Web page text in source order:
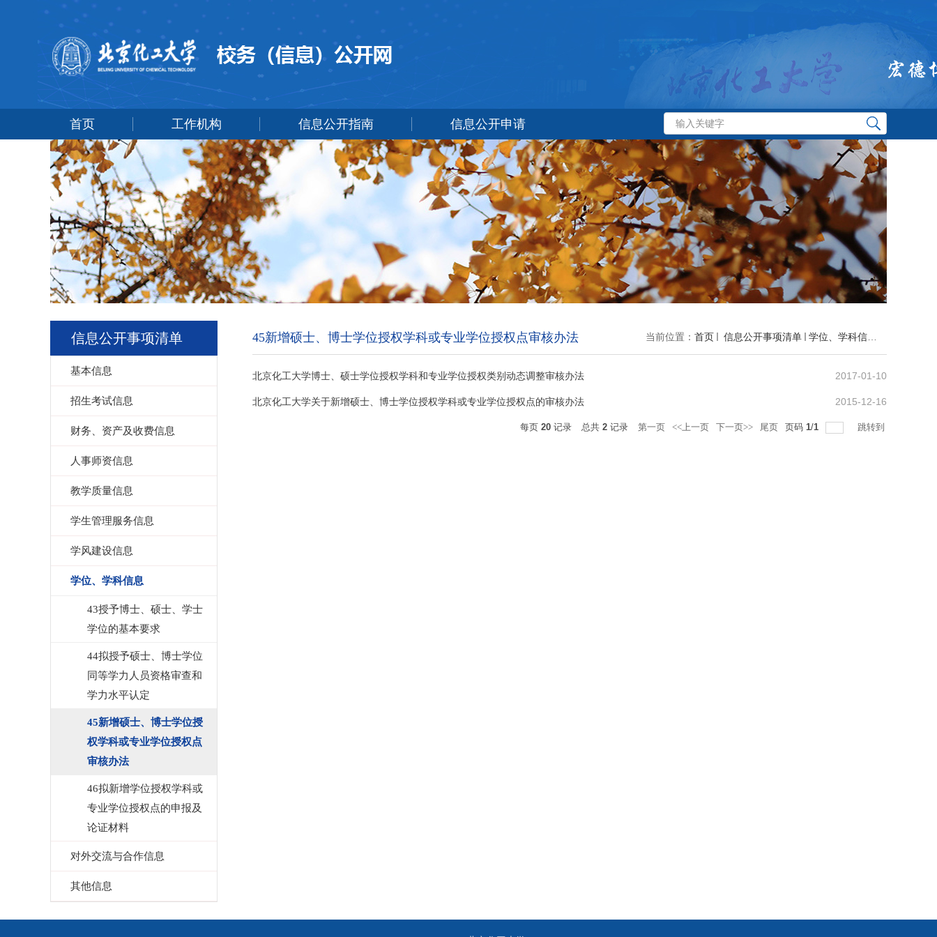
首页 工作机构 信息公开指南 信息公开申请
信息公开事项清单
基本信息
招生考试信息
财务、资产及收费信息
人事师资信息
教学质量信息
学生管理服务信息
学风建设信息
学位、学科信息
43授予博士、硕士、学士
学位的基本要求
44拟授予硕士、博士学位
同等学力人员资格审查和
学力水平认定
45新增硕士、博士学位授
权学科或专业学位授权点
审核办法
46拟新增学位授权学科或
专业学位授权点的申报及
论证材料
对外交流与合作信息
其他信息
当前位置：首页 信息公开事项清单 学位、学科信息
45新增硕士、博士学位授权学科或专业学位授权点审核办法
北京化工大学博士、硕士学位授权学科和专业学位授权类别动态调整审核办法 2017-01-10
北京化工大学关于新增硕士、博士学位授权学科或专业学位授权点的审核办法 2015-12-16
每页 20 记录 总共 2 记录 第一页 <<上一页 下一页>> 尾页 页码 1/1 跳转到